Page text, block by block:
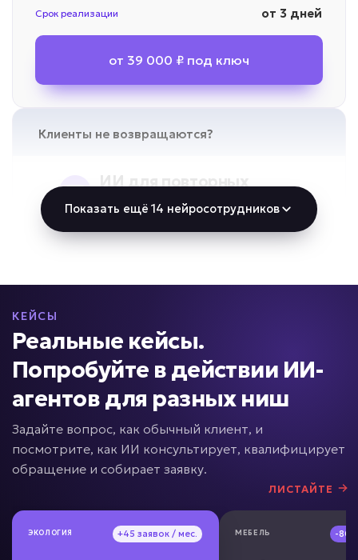
Срок реализации от 3 дней
от 39 000 ₽ под ключ
Клиенты не возвращаются?
ИИ для повторных
продаж
Срок реализации
от 49 000 ₽ под ключ
CRM заполняется вручную?
ИИ для работы с CRM
Задача: Автоматизация CRM
Показать ещё 14 нейросотрудников
КЕЙСЫ
Реальные кейсы.
Попробуйте в действии ИИ-
агентов для разных ниш
Задайте вопрос, как обычный клиент, и
посмотрите, как ИИ консультирует, квалифицирует
обращение и собирает заявку.
ЛИСТАЙТЕ
ЭКОЛОГИЯ +45 заявок / мес.
ЭКОЛОГИЯ +45 заявок / мес. МЕБЕЛЬ -
МЕБЕЛЬ -